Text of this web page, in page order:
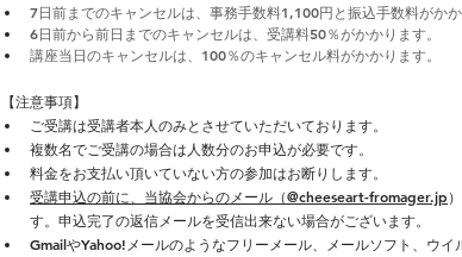
7日前までのキャンセルは、事務手数料1,100円と振込手数料がかか
6日前から前日までのキャンセルは、受講料50％がかかります。
講座当日のキャンセルは、100％のキャンセル料がかかります。
【注意事項】
ご受講は受講者本人のみとさせていただいております。
複数名でご受講の場合は人数分のお申込が必要です。
料金をお支払い頂いていない方の参加はお断りします。
受講申込の前に、当協会からのメール（@cheeseart-fromager.jp
す。申込完了の返信メールを受信出来ない場合がございます。
GmailやYahoo!メールのようなフリーメール、メールソフト、ウ